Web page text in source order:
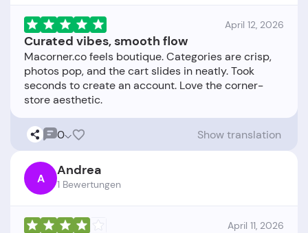
April 12, 2026
Curated vibes, smooth flow
Macorner.co feels boutique. Categories are crisp,
photos pop, and the cart slides in neatly. Took
seconds to create an account. Love the corner-
0 Show translation
A Andrea
1 Bewertungen
April 11, 2026